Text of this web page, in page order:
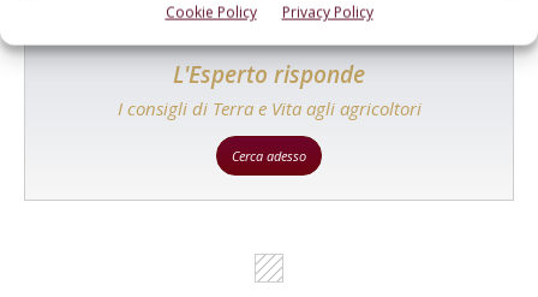
Cookie Policy Privacy Policy
L'Esperto risponde
I consigli di Terra e Vita agli agricoltori
Cerca adesso